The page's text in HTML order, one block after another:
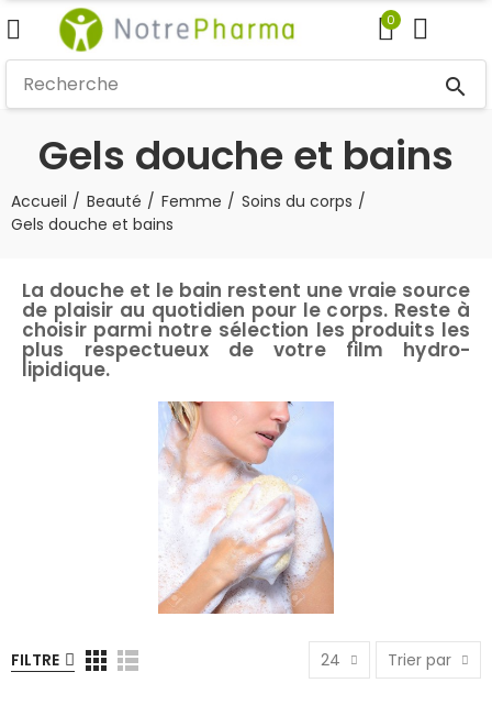
0
search
Gels douche et bains
Accueil Beauté Femme
Soins du corps
Gels douche et bains
La douche et le bain restent une vraie source
de plaisir au quotidien pour le corps. Reste à
choisir parmi notre sélection les produits les
plus respectueux de votre film hydro-
lipidique.
FILTRE 24 Trier par